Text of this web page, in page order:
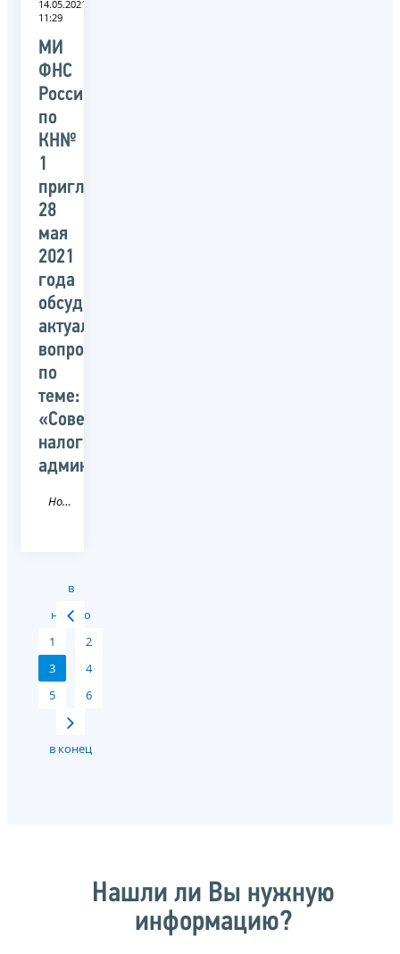
14.05.2021
11:29
МИ
ФНС
России
по
КН№
1
приглашает
28
мая
2021
года
обсудить
актуальные
вопросы
по
теме:
«Совершенствование
налогового
администрирования»
Новость
в
начало
1
2
3
4
5
6
в конец
Нашли ли Вы нужную
информацию?